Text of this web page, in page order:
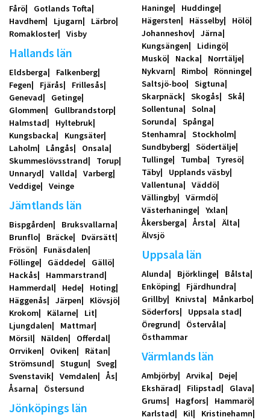
Fårö
Gotlands Tofta
Havdhem
Ljugarn
Lärbro
Romakloster
Visby
Hallands län
Eldsberga
Falkenberg
Fegen
Fjärås
Frillesås
Genevad
Getinge
Glommen
Gullbrandstorp
Halmstad
Hyltebruk
Kungsbacka
Kungsäter
Laholm
Långås
Onsala
Skummeslövsstrand
Torup
Unnaryd
Vallda
Varberg
Veddige
Veinge
Jämtlands län
Bispgården
Bruksvallarna
Brunflo
Bräcke
Dvärsätt
Frösön
Funäsdalen
Föllinge
Gäddede
Gällö
Hackås
Hammarstrand
Hammerdal
Hede
Hoting
Häggenås
Järpen
Klövsjö
Krokom
Kälarne
Lit
Ljungdalen
Mattmar
Mörsil
Nälden
Offerdal
Orrviken
Oviken
Rätan
Strömsund
Stugun
Sveg
Svenstavik
Vemdalen
Ås
Åsarna
Östersund
Jönköpings län
Haninge
Huddinge
Hägersten
Hässelby
Hölö
Johanneshov
Järna
Kungsängen
Lidingö
Muskö
Nacka
Norrtälje
Nykvarn
Rimbo
Rönninge
Saltsjö-boo
Sigtuna
Skarpnäck
Skogås
Skå
Sollentuna
Solna
Sorunda
Spånga
Stenhamra
Stockholm
Sundbyberg
Södertälje
Tullinge
Tumba
Tyresö
Täby
Upplands väsby
Vallentuna
Väddö
Vällingby
Värmdö
Västerhaninge
Yxlan
Åkersberga
Årsta
Älta
Älvsjö
Uppsala län
Alunda Björklinge
Bålsta
Enköping
Fjärdhundra
Grillby
Knivsta
Månkarbo
Söderfors
Uppsala stad
Öregrund
Östervåla
Östhammar
Värmlands län
Ambjörby Arvika
Deje
Ekshärad
Filipstad
Glava
Grums
Hagfors
Hammarö
Karlstad
Kil
Kristinehamn